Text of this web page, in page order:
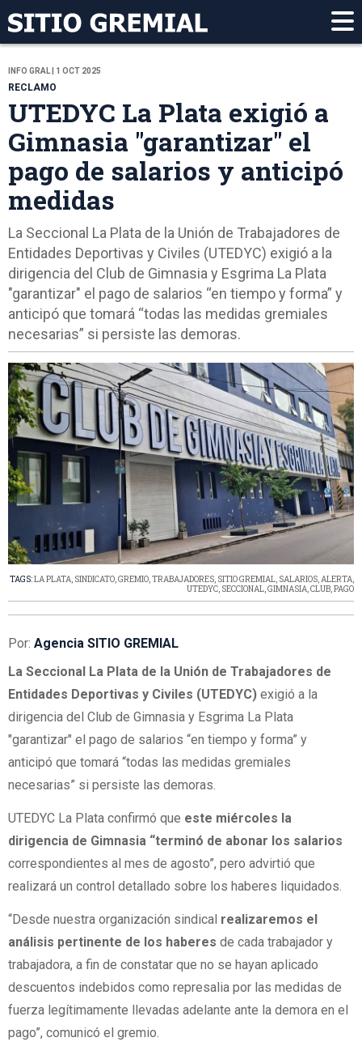
INFO GRAL | 1 OCT 2025
RECLAMO
UTEDYC La Plata exigió a
Gimnasia "garantizar" el
pago de salarios y anticipó
medidas
La Seccional La Plata de la Unión de Trabajadores de
Entidades Deportivas y Civiles (UTEDYC) exigió a la
dirigencia del Club de Gimnasia y Esgrima La Plata
"garantizar" el pago de salarios “en tiempo y forma” y
anticipó que tomará “todas las medidas gremiales
necesarias” si persiste las demoras.
TAGS:LA PLATA, SINDICATO,GREMIO,TRABAJADORES, SITIO GREMIAL, SALARIOS,ALERTA,
UTEDYC, SECCIONAL,GIMNASIA,CLUB,PAGO
Por: Agencia SITIO GREMIAL
La Seccional La Plata de la Unión de Trabajadores de
Entidades Deportivas y Civiles (UTEDYC) exigió a la
dirigencia del Club de Gimnasia y Esgrima La Plata
"garantizar" el pago de salarios “en tiempo y forma” y
anticipó que tomará “todas las medidas gremiales
necesarias” si persiste las demoras.
UTEDYC La Plata confirmó que este miércoles la
dirigencia de Gimnasia “terminó de abonar los salarios
correspondientes al mes de agosto”, pero advirtió que
realizará un control detallado sobre los haberes liquidados.
“Desde nuestra organización sindical realizaremos el
análisis pertinente de los haberes de cada trabajador y
trabajadora, a fin de constatar que no se hayan aplicado
descuentos indebidos como represalia por las medidas de
fuerza legítimamente llevadas adelante ante la demora en el
pago”, comunicó el gremio.